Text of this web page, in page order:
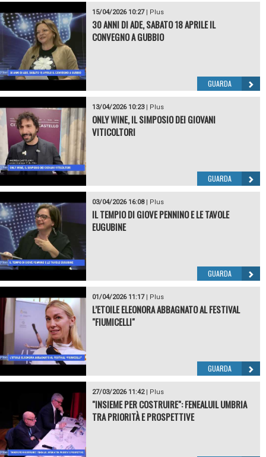
15/04/2026 10:27| Plus
30 ANNI DI ADE, SABATO 18 APRILE IL
CONVEGNO A GUBBIO
GUARDA
13/04/2026 10:23| Plus
ONLY WINE, IL SIMPOSIO DEI GIOVANI
VITICOLTORI
GUARDA
03/04/2026 16:08| Plus
IL TEMPIO DI GIOVE PENNINO E LE TAVOLE
EUGUBINE
GUARDA
01/04/2026 11:17| Plus
L’ETOILE ELEONORA ABBAGNATO AL FESTIVAL
"FIUMICELLI"
GUARDA
27/03/2026 11:42| Plus
"INSIEME PER COSTRUIRE": FENEALUIL UMBRIA
TRA PRIORITÀ E PROSPETTIVE